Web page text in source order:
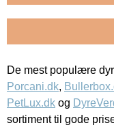
De mest populære
Porcani.dk,
PetLux.dk og
sortiment til gode